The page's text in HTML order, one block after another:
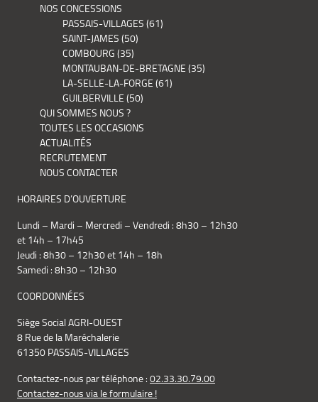
NOS CONCESSIONS
PASSAIS-VILLAGES (61)
SAINT-JAMES (50)
COMBOURG (35)
MONTAUBAN-DE-BRETAGNE (35)
LA-SELLE-LA-FORGE (61)
GUILBERVILLE (50)
QUI SOMMES NOUS ?
TOUTES LES OCCASIONS
ACTUALITÉS
RECRUTEMENT
NOUS CONTACTER
HORAIRES D’OUVERTURE
Lundi – Mardi – Mercredi – Vendredi : 8h30 – 12h30
et 14h – 17h45
Jeudi : 8h30 – 12h30 et 14h – 18h
Samedi : 8h30 – 12h30
COORDONNÉES
Siège Social AGRI-OUEST
8 Rue de la Maréchalerie
61350 PASSAIS-VILLAGES
Contactez-nous par téléphone : 02.33.30.79.00
Contactez-nous via le formulaire !